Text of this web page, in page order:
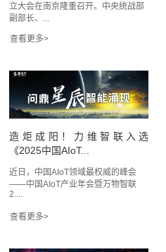
立大会在南京隆重召开。中央统战部
副部长、...
造炬成阳！力维智联入选
《2025中国AIoT...
近日，中国AIoT领域最权威的峰会
——中国AIoT产业年会暨万物智联
2....